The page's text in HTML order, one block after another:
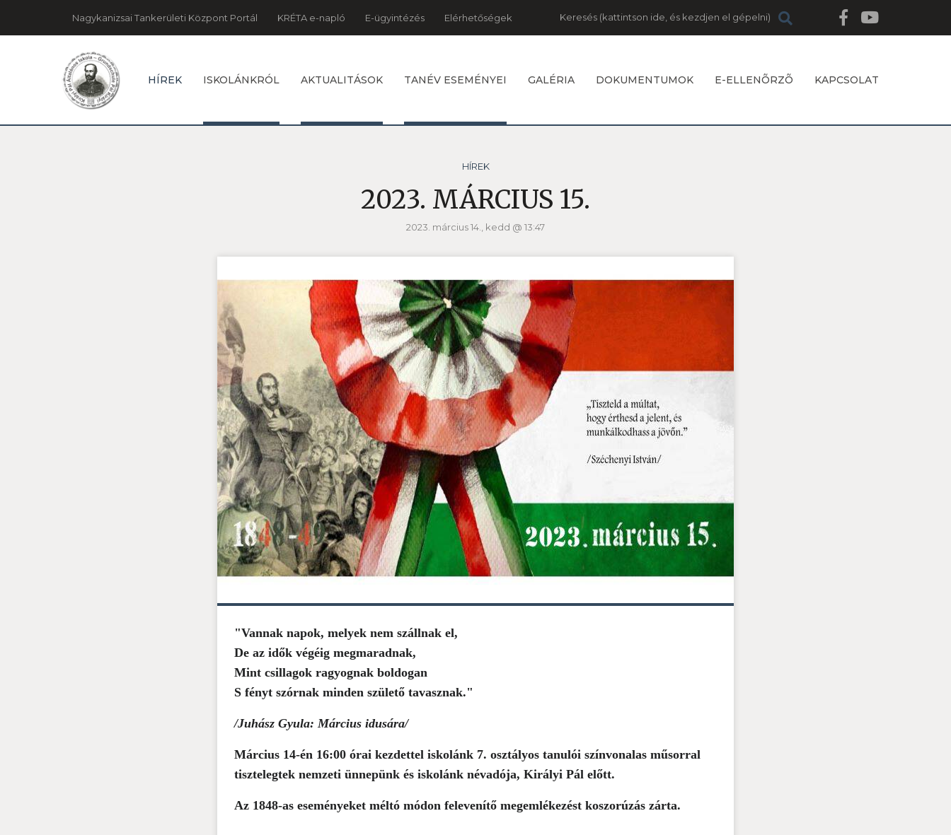
Nagykanizsai Tankerületi Központ Portál KRÉTA e-napló E-ügyintézés Elérhetőségek Keresés
HÍREK ISKOLÁNKRÓL AKTUALITÁSOK TANÉV ESEMÉNYEI GALÉRIA DOKUMENTUMOK E-ELLENÕRZÕ KAPCSOLAT
HÍREK
2023. MÁRCIUS 15.
2023. március 14., kedd @ 13:47
"Vannak napok, melyek nem szállnak el,
De az idők végéig megmaradnak,
Mint csillagok ragyognak boldogan
S fényt szórnak minden születő tavasznak."
/Juhász Gyula: Március idusára/
Március 14-én 16:00 órai kezdettel iskolánk 7. osztályos tanulói színvonalas műsorral
tisztelegtek nemzeti ünnepünk és iskolánk névadója, Királyi Pál előtt.
Az 1848-as eseményeket méltó módon felevenítő megemlékezést koszorúzás zárta.